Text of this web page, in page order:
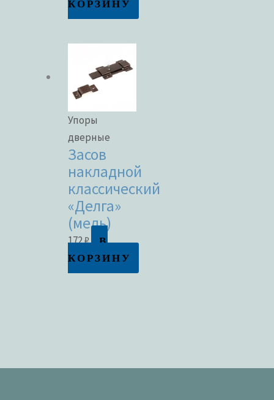
Упоры
дверные
Засов
накладной
классический
«Делга»
(медь)
172₽
В
КОРЗИНУ